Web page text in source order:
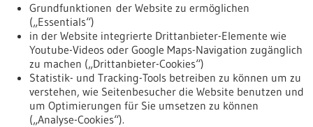
Nach oben
Grundfunktionen der Website zu ermöglichen
(„Essentials“)
in der Website integrierte Drittanbieter-Elemente wie
Youtube-Videos oder Google Maps-Navigation zugänglich
zu machen („Drittanbieter-Cookies“)
Statistik- und Tracking-Tools betreiben zu können um zu
verstehen, wie Seitenbesucher die Website benutzen und
um Optimierungen für Sie umsetzen zu können
(„Analyse-Cookies“).